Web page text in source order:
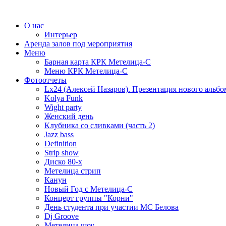
О нас
Интерьер
Аренда залов под мероприятия
Меню
Барная карта КРК Метелица-С
Меню КРК Метелица-С
Фотоотчеты
Lx24 (Алексей Назаров). Презентация нового
Kolya Funk
Wight party
Женский день
Клубника со сливками (часть 2)
Jazz bass
Definition
Strip show
Диско 80-х
Метелица стрип
Канун
Новый Год с Метелица-С
Концерт группы "Корни"
День студента при участии МС Белова
Dj Groove